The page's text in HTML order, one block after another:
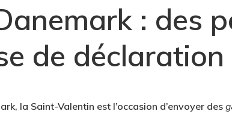
: des
de déclaration
la Saint-Valentin est l’occasion d’envoyer des